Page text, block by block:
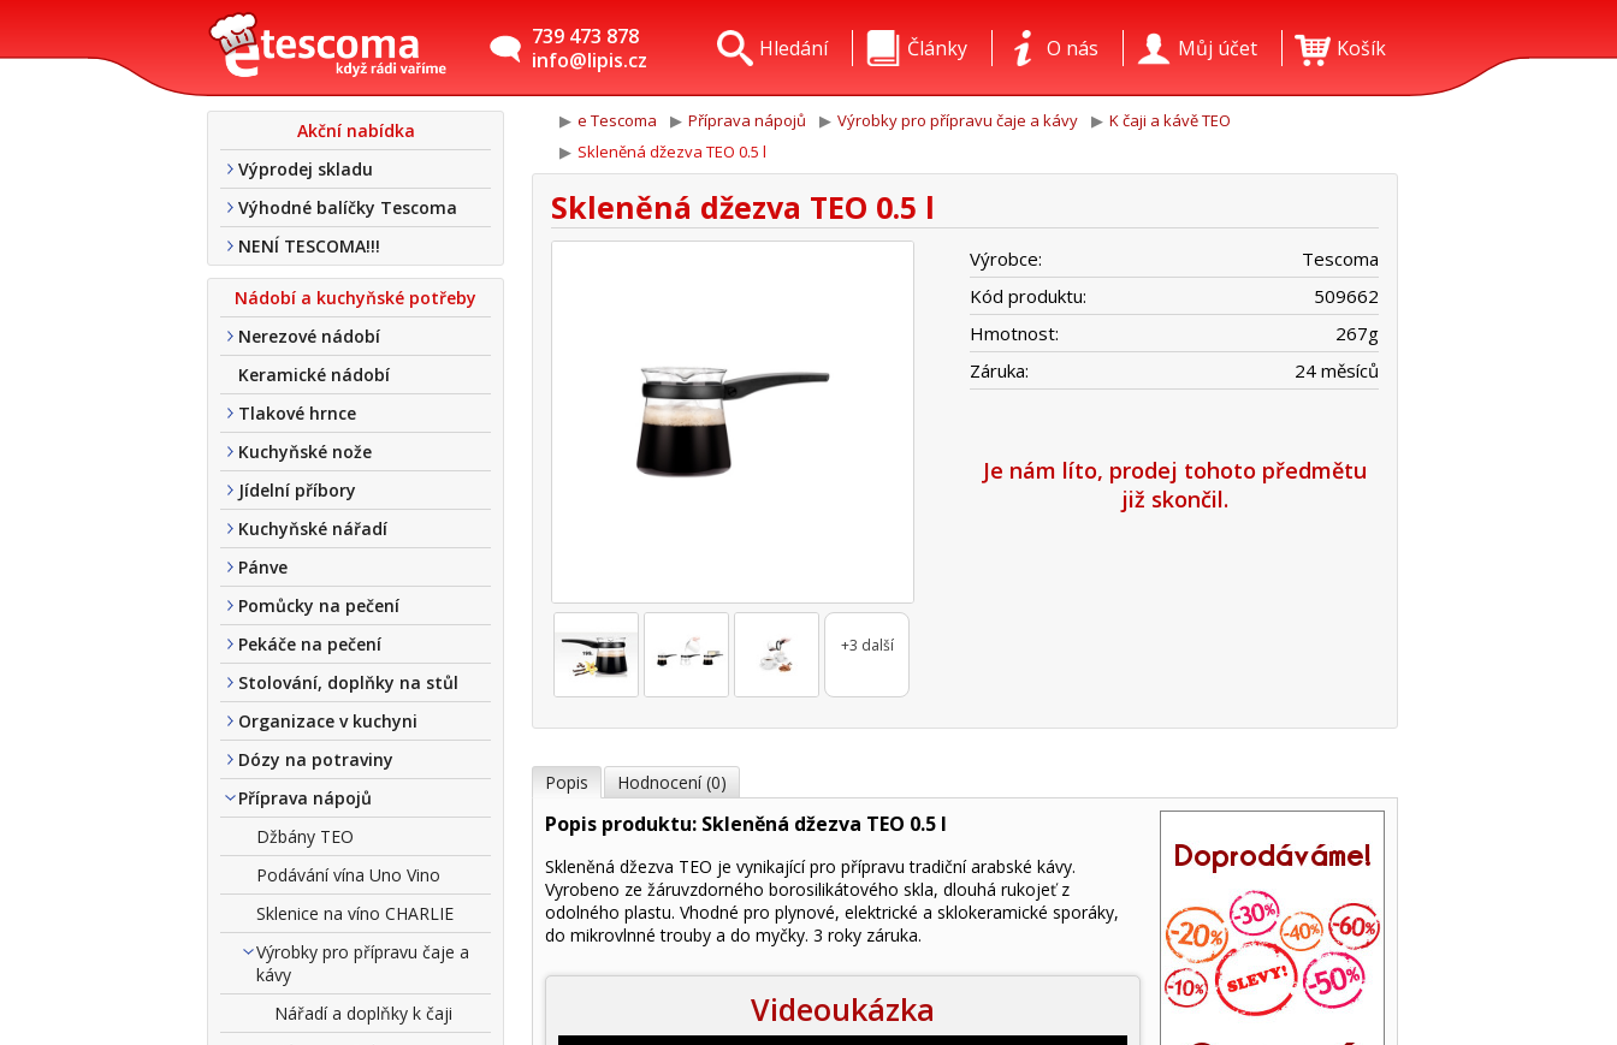
739 473 878
info@lipis.cz
Košík
Můj účet
O nás
Články
Hledání
Akční nabídka
Výprodej skladu
Výhodné balíčky Tescoma
NENÍ TESCOMA!!!
Nádobí a kuchyňské potřeby
Nerezové nádobí
Keramické nádobí
Tlakové hrnce
Kuchyňské nože
Jídelní příbory
Kuchyňské nářadí
Pánve
Pomůcky na pečení
Pekáče na pečení
Stolování, doplňky na stůl
Organizace v kuchyni
Dózy na potraviny
Příprava nápojů
Džbány TEO
Podávání vína Uno Vino
Sklenice na víno CHARLIE
Výrobky pro přípravu čaje a
kávy
Nářadí a doplňky k čaji
e Tescoma Příprava nápojů Výrobky pro přípravu čaje a kávy
K čaji a kávě TEO
Skleněná džezva TEO 0.5 l
Skleněná džezva TEO 0.5 l
+3 další
Výrobce:
Tescoma
Kód produktu:
509662
Hmotnost:
267g
Záruka:
24 měsíců
Je nám líto, prodej tohoto předmětu
již skončil.
Popis Hodnocení (0)
Popis produktu: Skleněná džezva TEO 0.5 l
Skleněná džezva TEO je vynikající pro přípravu tradiční arabské kávy.
Vyrobeno ze žáruvzdorného borosilikátového skla, dlouhá rukojeť z
odolného plastu. Vhodné pro plynové, elektrické a sklokeramické sporáky,
do mikrovlnné trouby a do myčky. 3 roky záruka.
Videoukázka